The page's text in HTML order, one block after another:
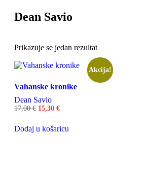
Odaberite
Naručite
Uživajte
Dean Savio
Prikazuje se jedan rezultat
Akcija!
Vahanske kronike
Dean Savio
17,00€ 15,30 €
Dodaj u košaricu